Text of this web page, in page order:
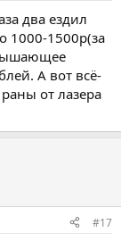
два ездил
1000-1500р(за
А вот всё-
от лазера
#17